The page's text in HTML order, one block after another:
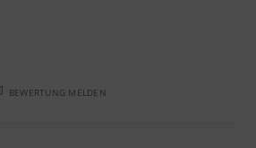
BEWERTUNG MELDEN